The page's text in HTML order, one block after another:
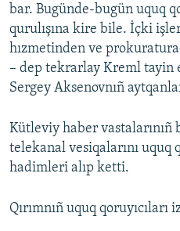
bar. Bugünde-bugün uquq
qurulışına kire bile. İçki
hızmetinden ve
– dep tekrarlay Kreml tayin
Sergey Aksenovnıñ
Kütleviy haber
telekanal vesiqalarını uquq
hadimleri alıp ketti.
Qırımnıñ uquq